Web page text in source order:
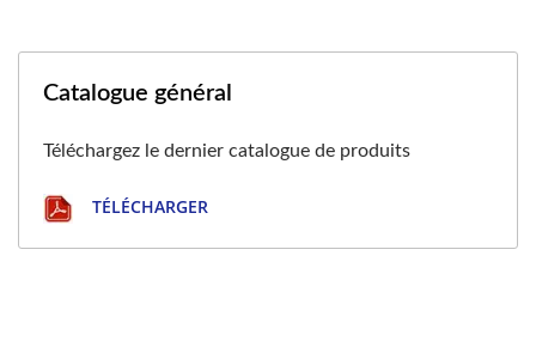
Catalogue général
Téléchargez le dernier catalogue de produits
TÉLÉCHARGER